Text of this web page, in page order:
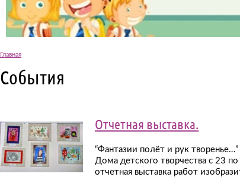
Главная
События
Отчетная выставка.
“Фантазии полёт и рук
Дома детского творчества с 23
отчетная выставка работ